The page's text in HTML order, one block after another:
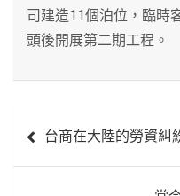
司建造11個泊位，臨時
頭後開展第二期工程。
章
台商在大陸的勞資糾